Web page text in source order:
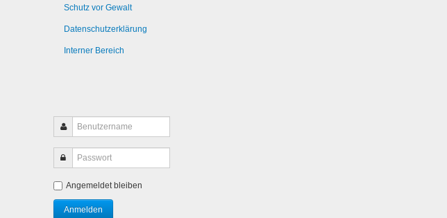
Schutz vor Gewalt
Datenschutzerklärung
Interner Bereich
Angemeldet bleiben